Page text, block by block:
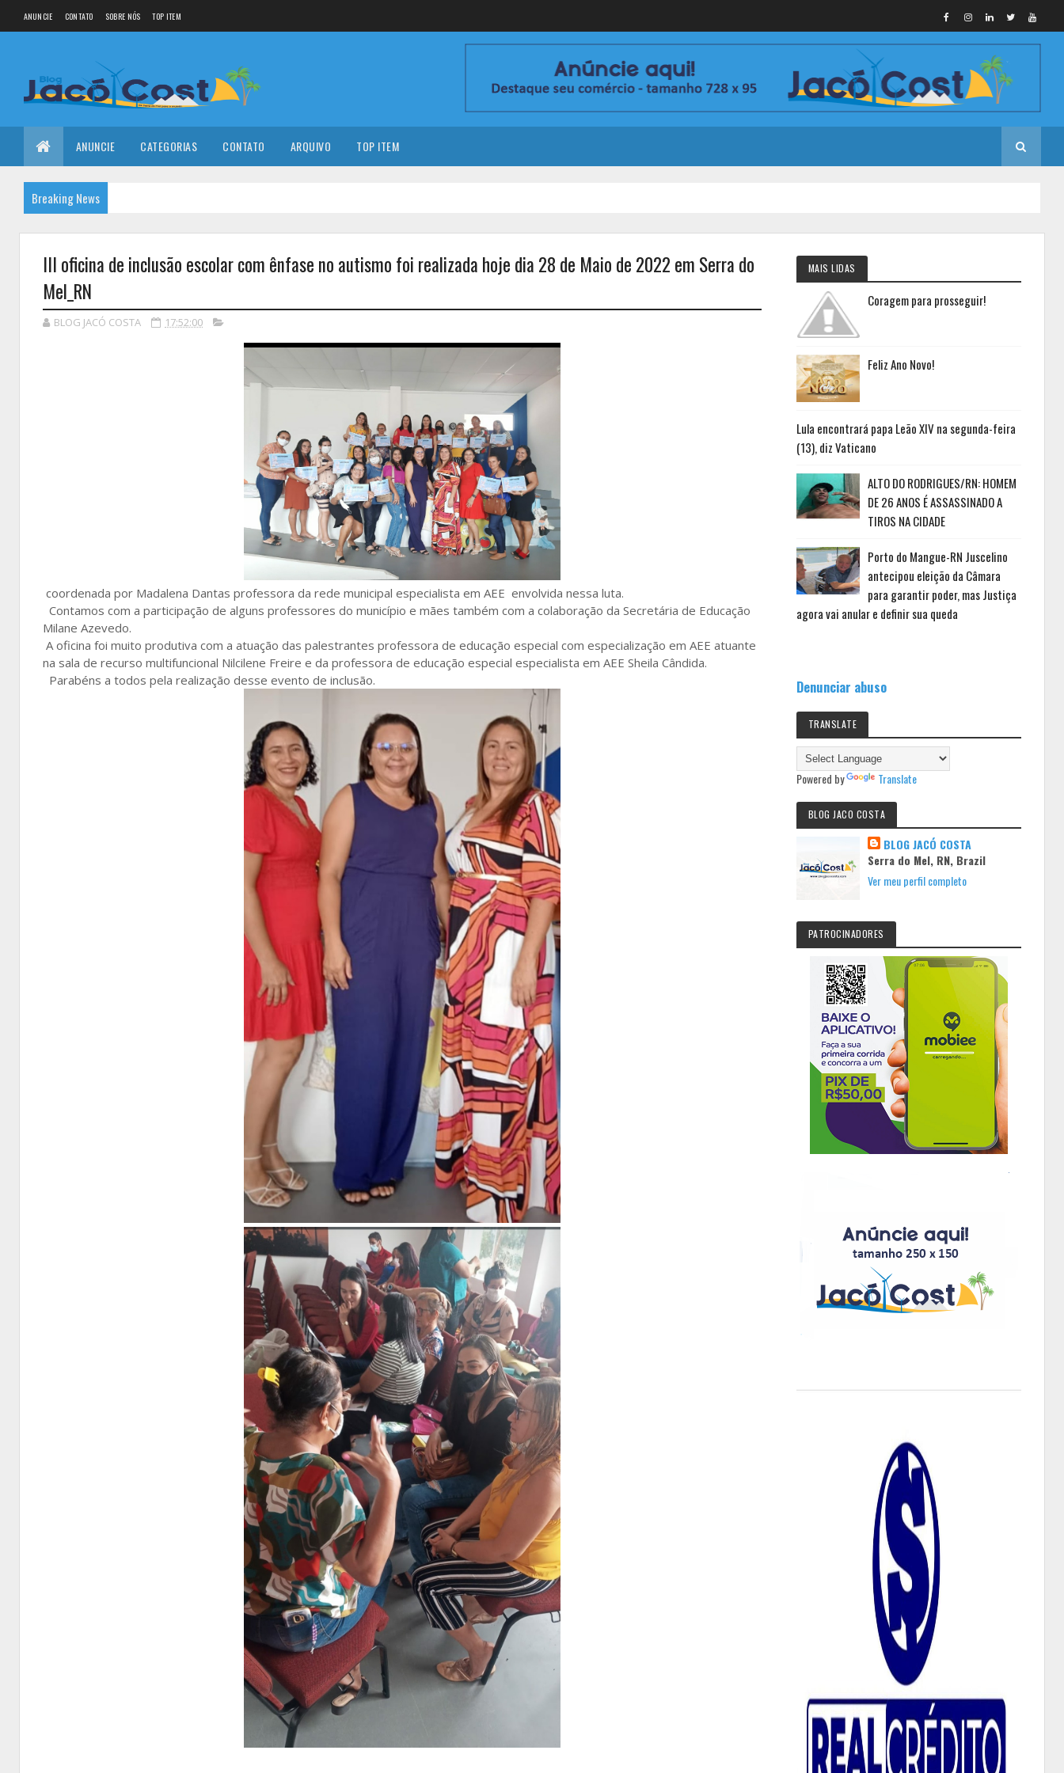
ANUNCIE CONTATO SOBRE NÓS TOP ITEM
ANUNCIE CATEGORIAS CONTATO ARQUIVO TOP ITEM
Breaking News
III oficina de inclusão escolar com ênfase no autismo foi realizada hoje dia 28 de Maio de 2022 em Serra do
Mel_RN
BLOG JACÓ COSTA 17:52:00
coordenada por Madalena Dantas professora da rede municipal especialista em AEE envolvida nessa luta.
Contamos com a participação de alguns professores do município e mães também com a colaboração da Secretária de Educação
Milane Azevedo.
A oficina foi muito produtiva com a atuação das palestrantes professora de educação especial com especialização em AEE atuante
na sala de recurso multifuncional Nilcilene Freire e da professora de educação especial especialista em AEE Sheila Cândida.
Parabéns a todos pela realização desse evento de inclusão.
MAIS LIDAS
Coragem para prosseguir!
Feliz Ano Novo!
Lula encontrará papa Leão XIV na segunda-feira
(13), diz Vaticano
ALTO DO RODRIGUES/RN: HOMEM
DE 26 ANOS É ASSASSINADO A
TIROS NA CIDADE
Porto do Mangue-RN Juscelino
antecipou eleição da Câmara
para garantir poder, mas Justiça
agora vai anular e definir sua queda
Denunciar abuso
TRANSLATE
Powered by Translate
BLOG JACO COSTA
BLOG JACÓ COSTA
Serra do Mel, RN, Brazil
Ver meu perfil completo
PATROCINADORES